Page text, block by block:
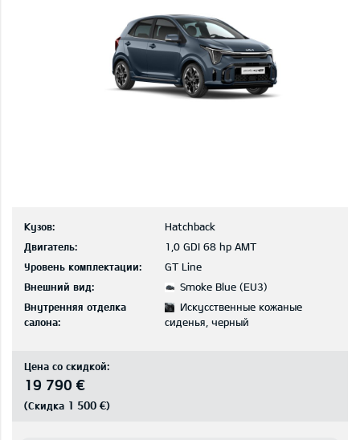
Кузов:
Hatchback
Двигатель:
1,0 GDI 68 hp AMT
Уровень комплектации:
GT Line
Внешний вид:
Smoke Blue (EU3)
Внутренняя отделка
салона:
Искусственные кожаные
сиденья, черный
Цена со скидкой:
19 790 €
(Скидка 1 500 €)